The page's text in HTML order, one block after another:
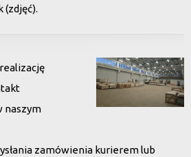
(zdjęć).
naszym
zamówienia kurierem lub